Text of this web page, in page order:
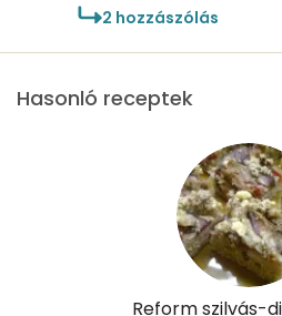
Cukor
Összesen
2 hozzászólás
Hasonló receptek
Reform szilvás-